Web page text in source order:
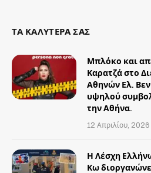
ΤΑ ΚΑΛΥΤΕΡΑ ΣΑΣ
Μπλόκο και
Καρατζά στο
Αθηνών Ελ.
υψηλού
την Αθήνα.
12 Απριλίου, 2026
Η Λέσχη
Κω